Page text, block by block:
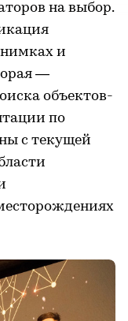
на выбор.
и
—
объектов-
по
с текущей